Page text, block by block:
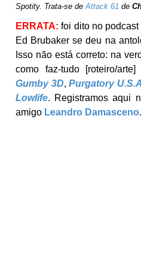
Spotity. Trata-se deAttack 61 de
ERRATA: foi dito no
Ed Brubaker se deu na
Isso não está correto: na
como faz-tudo [roteiro/
Gumby 3D,Purgatory
Lowlife. Registramos aqui
amigo Leandro Damasceno.